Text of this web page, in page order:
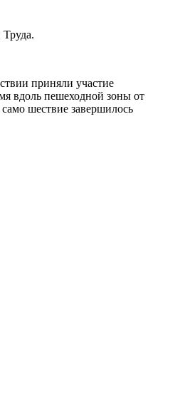
приняли участие
вдоль пешеходной зоны от
шествие завершилось